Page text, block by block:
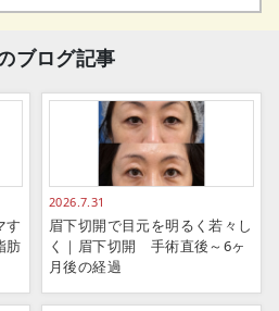
ブログ記事
す
肪
2026.7.31
眉下切開で目元を明るく若々し
く｜眉下切開 手術直後～6ヶ
月後の経過